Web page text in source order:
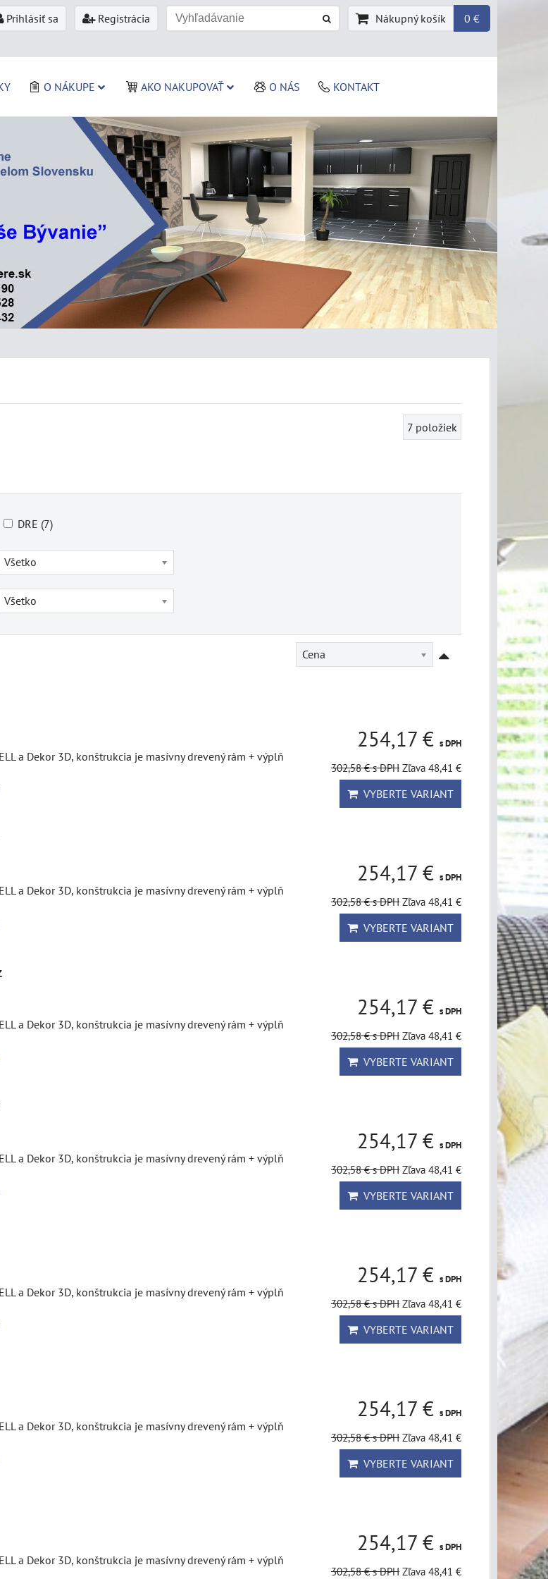
Prihlásiť sa Registrácia Nákupný košík 0 €
O NÁKUPE AKO NAKUPOVAŤ O NÁS KONTAKT
7 položiek
DRE (7)
Všetko
Všetko
Cena
a Dekor 3D, konštrukcia je masívny drevený rám + výplň
254,17 € s DPH
302,58 €s DPH Zľava 48,41 €
VYBERTE VARIANT
a Dekor 3D, konštrukcia je masívny drevený rám + výplň
254,17 € s DPH
302,58 €s DPH Zľava 48,41 €
VYBERTE VARIANT
a Dekor 3D, konštrukcia je masívny drevený rám + výplň
254,17 € s DPH
302,58 €s DPH Zľava 48,41 €
VYBERTE VARIANT
a Dekor 3D, konštrukcia je masívny drevený rám + výplň
254,17 € s DPH
302,58 €s DPH Zľava 48,41 €
VYBERTE VARIANT
a Dekor 3D, konštrukcia je masívny drevený rám + výplň
254,17 € s DPH
302,58 €s DPH Zľava 48,41 €
VYBERTE VARIANT
a Dekor 3D, konštrukcia je masívny drevený rám + výplň
254,17 € s DPH
302,58 €s DPH Zľava 48,41 €
VYBERTE VARIANT
a Dekor 3D, konštrukcia je masívny drevený rám + výplň
254,17 € s DPH
302,58 €s DPH Zľava 48,41 €